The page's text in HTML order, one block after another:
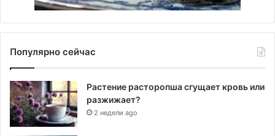
Популярно сейчас
Растение расторопша сгущает кровь или
разжижает?
2 недели ago